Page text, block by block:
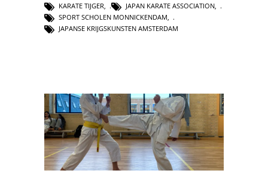
KARATE TIJGER
JAPAN KARATE ASSOCIATION
SPORT SCHOLEN MONNICKENDAM
JAPANSE KRIJGSKUNSTEN AMSTERDAM